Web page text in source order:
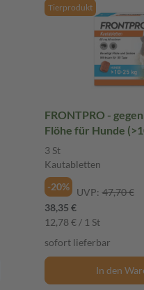
Tierprodukt
FRONTPRO -
Flöhe für Hunde
Kautabletten
3 St
Kautabletten
-20%
UVP: 47,70 €
38,35 €
12,78 € / 1 St
sofort lieferbar
In den